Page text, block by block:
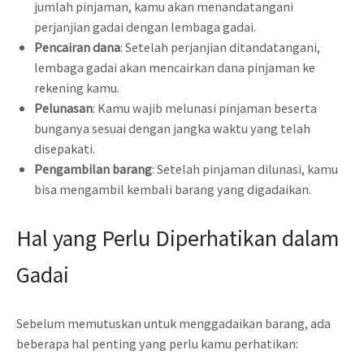
jumlah pinjaman, kamu akan menandatangani
perjanjian gadai dengan lembaga gadai.
Pencairan dana: Setelah perjanjian ditandatangani,
lembaga gadai akan mencairkan dana pinjaman ke
rekening kamu.
Pelunasan: Kamu wajib melunasi pinjaman beserta
bunganya sesuai dengan jangka waktu yang telah
disepakati.
Pengambilan barang: Setelah pinjaman dilunasi, kamu
bisa mengambil kembali barang yang digadaikan.
Hal yang Perlu Diperhatikan dalam
Gadai
Sebelum memutuskan untuk menggadaikan barang, ada
beberapa hal penting yang perlu kamu perhatikan: